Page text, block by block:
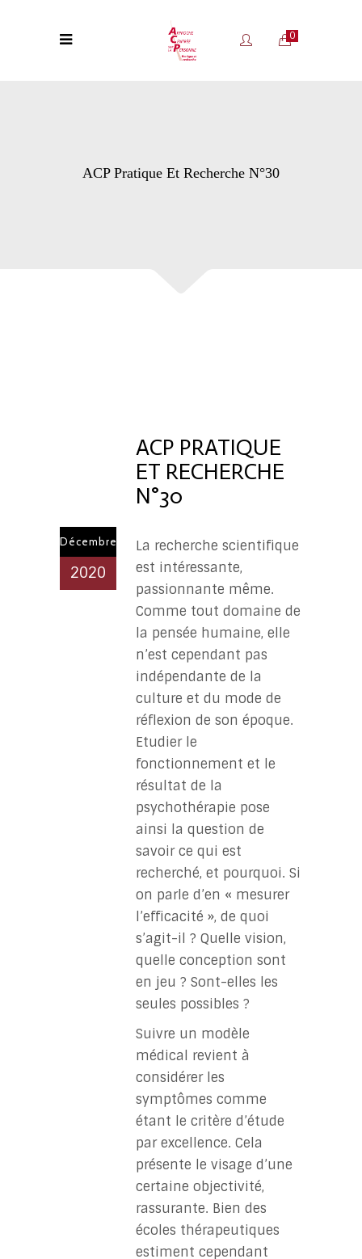
0
ACP Pratique Et Recherche N°30
PR
ACP PRATIQUE
ET RECHERCHE
N°30
Décembre
2020
La recherche scientifique
est intéressante,
passionnante même.
Comme tout domaine de
la pensée humaine, elle
n’est cependant pas
indépendante de la
culture et du mode de
réflexion de son époque.
Etudier le
fonctionnement et le
résultat de la
psychothérapie pose
ainsi la question de
savoir ce qui est
recherché, et pourquoi. Si
on parle d’en « mesurer
l’efficacité », de quoi
s’agit-il ? Quelle vision,
quelle conception sont
en jeu ? Sont-elles les
seules possibles ?
Suivre un modèle
médical revient à
considérer les
symptômes comme
étant le critère d’étude
par excellence. Cela
présente le visage d’une
certaine objectivité,
rassurante. Bien des
écoles thérapeutiques
estiment cependant